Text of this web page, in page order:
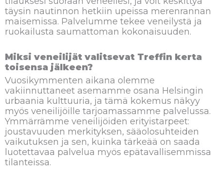
täysin nautinnon hetkiin upeissa merenrannan
maisemissa. Palvelumme tekee veneilystä ja
ruokailusta saumattoman kokonaisuuden.
Miksi veneilijät valitsevat Treffin kerta
toisensa jälkeen?
Vuosikymmenten aikana olemme
vakiinnuttaneet asemamme osana Helsingin
urbaania kulttuuria, ja tämä kokemus näkyy
myös veneilijöille tarjoamassamme palvelussa.
Ymmärrämme veneilijöiden erityistarpeet:
joustavuuden merkityksen, sääolosuhteiden
vaikutuksen ja sen, kuinka tärkeää on saada
luotettavaa palvelua myös epätavallisemmissa
tilanteissa.